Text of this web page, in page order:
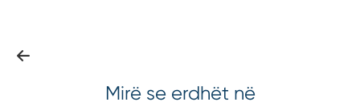
Mirë se erdhët në